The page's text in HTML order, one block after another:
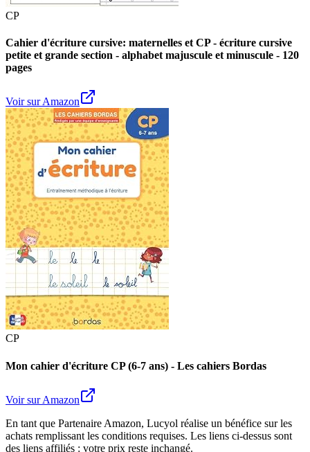
CP
Cahier d'écriture cursive: maternelles et CP - écriture cursive
petite et grande section - alphabet majuscule et minuscule - 120
pages
Voir sur Amazon
CP
Mon cahier d'écriture CP (6-7 ans) - Les cahiers Bordas
Voir sur Amazon
En tant que Partenaire Amazon, Lucyol réalise un bénéfice sur les
achats remplissant les conditions requises. Les liens ci-dessus sont
des liens affiliés : votre prix reste inchangé.